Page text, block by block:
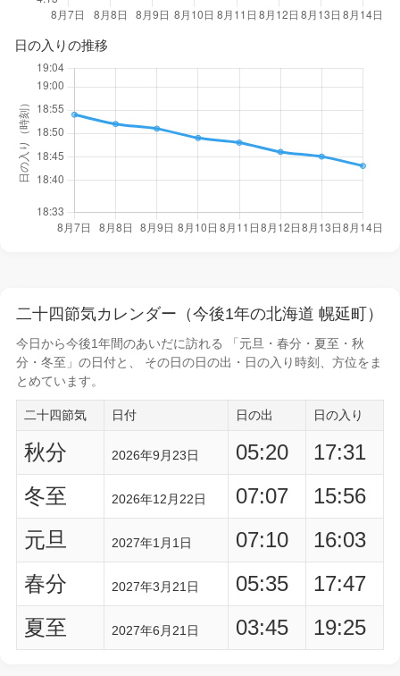
日の入りの推移
二十四節気カレンダー（今後1年の北海道 幌延町）
今日から今後1年間のあいだに訪れる 「元旦・春分・夏至・秋
分・冬至」の日付と、 その日の日の出・日の入り時刻
、方位をま
とめています。
二十四節気 日付 日の出 日の入り
秋分 2026年9月23日 05:20
17:31
冬至
2026年12月22日 07:07
15:56
元旦
2027年1月1日 07:10
16:03
春分
2027年3月21日 05:35
17:47
夏至
2027年6月21日 03:45 19:25